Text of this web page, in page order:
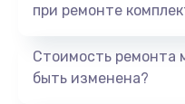
при ремонте
Стоимость ремонта
быть изменена?